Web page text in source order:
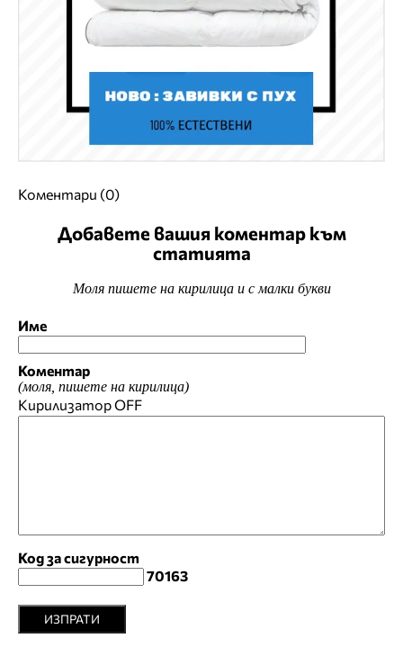
Коментари (0)
Добавете вашия коментар към
статията
Моля пишете на кирилица и с малки букви
Име
Коментар
(моля, пишете на кирилица)
КирилизаторOFF
Код за сигурност
70163
ИЗПРАТИ